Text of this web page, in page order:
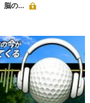
脳の...